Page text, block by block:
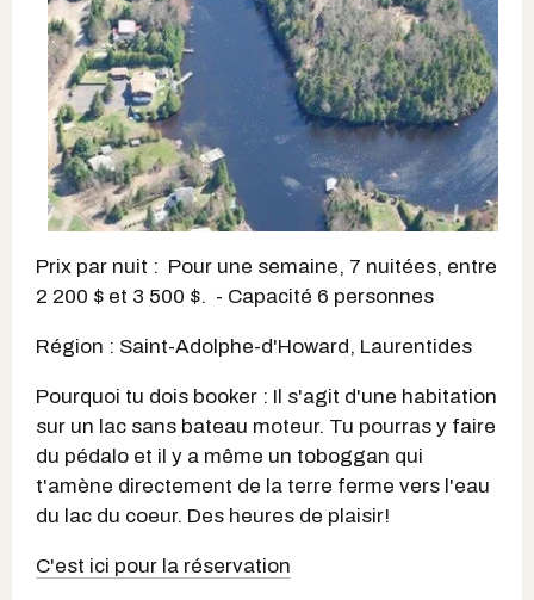
Prix par nuit : Pour une semaine, 7 nuitées, entre
2 200 $ et 3 500 $. - Capacité 6 personnes
Région : Saint-Adolphe-d'Howard, Laurentides
Pourquoi tu dois booker : Il s'agit d'une habitation
sur un lac sans bateau moteur. Tu pourras y faire
du pédalo et il y a même un toboggan qui
t'amène directement de la terre ferme vers l'eau
du lac du coeur. Des heures de plaisir!
C'est ici pour la réservation